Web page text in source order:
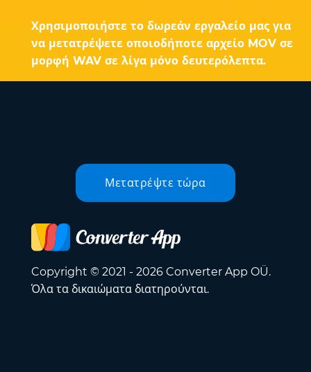
Χρησιμοποιήστε το δωρεάν εργαλείο μας για
να μετατρέψετε οποιοδήποτε αρχείο MOV σε
μορφή WAV σε λίγα μόνο δευτερόλεπτα.
Μετατρέψτε τώρα
Copyright © 2021 - 2026 Converter App OÜ.
Όλα τα δικαιώματα διατηρούνται.